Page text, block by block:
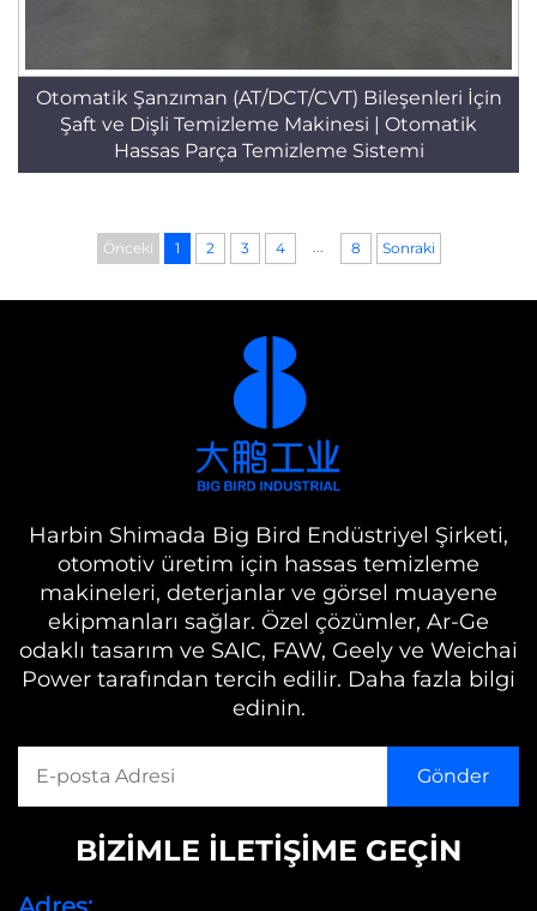
Otomatik Şanzıman (AT/DCT/CVT) Bileşenleri İçin
Şaft ve Dişli Temizleme Makinesi | Otomatik
Hassas Parça Temizleme Sistemi
Önceki 1 2 3 4 ... 8 Sonraki
Harbin Shimada Big Bird Endüstriyel Şirketi,
otomotiv üretim için hassas temizleme
makineleri, deterjanlar ve görsel muayene
ekipmanları sağlar. Özel çözümler, Ar-Ge
odaklı tasarım ve SAIC, FAW, Geely ve Weichai
Power tarafından tercih edilir. Daha fazla bilgi
edinin.
BİZİMLE İLETİŞİME GEÇİN